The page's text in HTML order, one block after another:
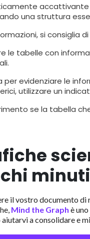
una struttura
si consiglia
le tabelle con
evidenziare le
utilizzare un
se la tabella
minuti
il vostro documento
Mind the Graph è
a consolidare e